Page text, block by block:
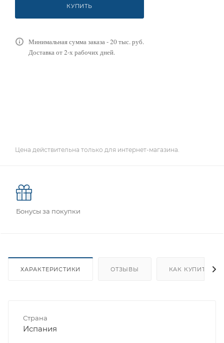
КУПИТЬ
Минимальная сумма заказа - 20 тыс. руб.
Доставка от 2-х рабочих дней.
Цена действительна только для интернет-магазина.
Бонусы за покупки
ХАРАКТЕРИСТИКИ ОТЗЫВЫ КАК КУПИТЬ
Страна
Испания